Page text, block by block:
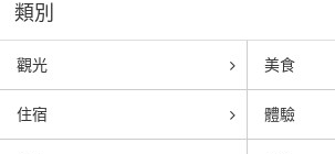
類別
觀光 美食
住宿 體驗